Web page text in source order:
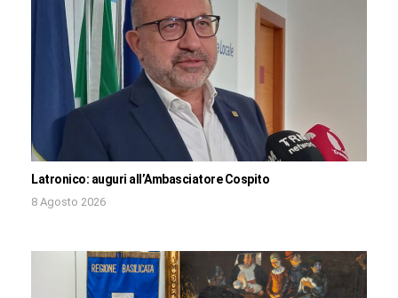
Latronico: auguri all’Ambasciatore Cospito
8 Agosto 2026